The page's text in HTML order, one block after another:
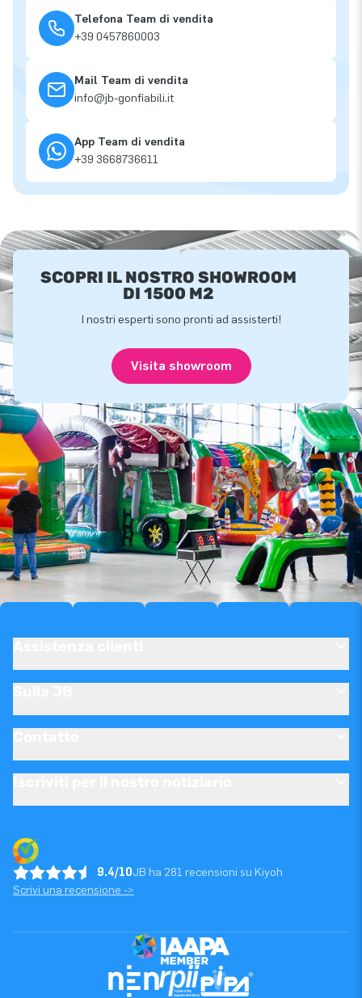
Telefona Team di vendita
+39 0457860003
Mail Team di vendita
info@jb-gonfiabili.it
App Team di vendita
+39 3668736611
SCOPRI IL NOSTRO SHOWROOM
DI 1500 M2
I nostri esperti sono pronti ad assisterti!
Visita showroom
9.4/10JB ha 281 recensioni su Kiyoh
Scrivi una recensione ->